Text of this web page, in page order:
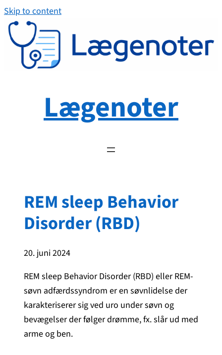
Skip to contentSpring
indhold
Lægenoter
REM sleep Behavior
Disorder (RBD)
20. juni 2024
REM sleep Behavior Disorder (RBD) eller REM-
søvn adfærdssyndrom er en søvnlidelse der
karakteriserer sig ved uro under søvn og
bevægelser der følger drømme, fx. slår ud med
arme og ben.